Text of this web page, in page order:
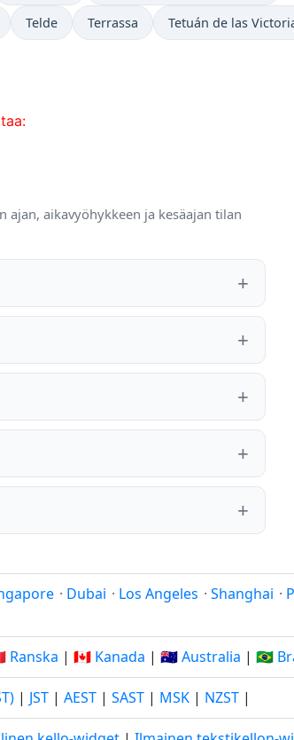
Telde Terrassa Tetuán de las
ajan, aikavyöhykkeen ja kesäajan tilan
· Dubai · Los Angeles · Shanghai ·
Ranska | 🇨🇦 Kanada | 🇦🇺 Australia | 🇧🇷
| JST | AEST | SAST | MSK | NZST |